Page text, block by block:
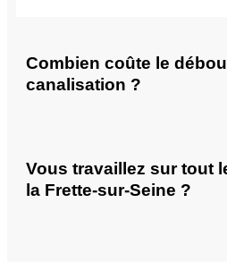
Combien coûte le
canalisation ?
Vous travaillez sur tout
la Frette-sur-Seine ?